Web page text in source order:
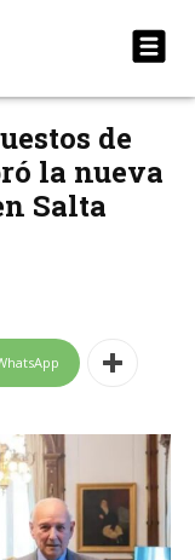
de
la nueva
Salta